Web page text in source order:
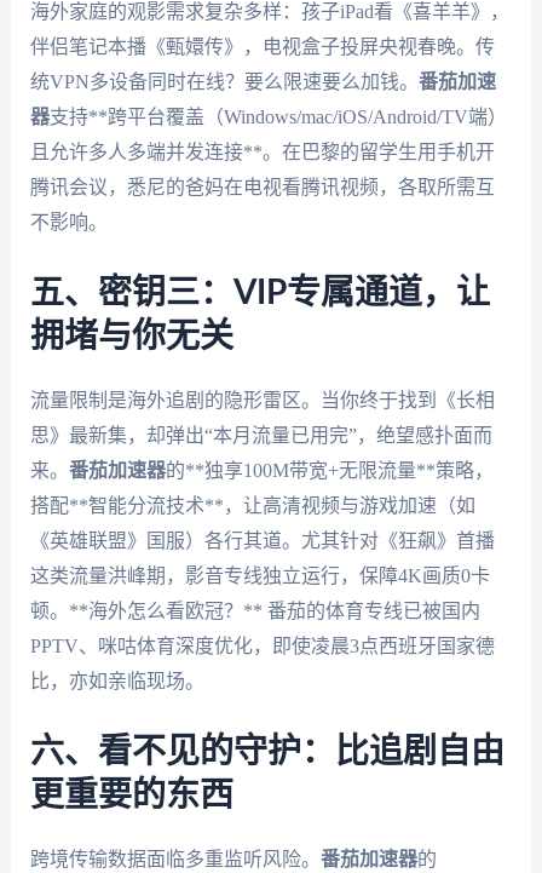
海外家庭的观影需求复杂多样：孩子iPad看《喜羊羊》，
伴侣笔记本播《甄嬛传》，电视盒子投屏央视春晚。传
统VPN多设备同时在线？要么限速要么加钱。 番茄加速
器支持**跨平台覆盖（Windows/mac/iOS/Android/TV端）
且允许多人多端并发连接**。在巴黎的留学生用手机开
腾讯会议，悉尼的爸妈在电视看腾讯视频，各取所需互
不影响。
五、密钥三：VIP专属通道，让
拥堵与你无关
流量限制是海外追剧的隐形雷区。当你终于找到《长相
思》最新集，却弹出“本月流量已用完”，绝望感扑面而
来。 番茄加速器的**独享100M带宽+无限流量**策略，
搭配**智能分流技术**，让高清视频与游戏加速（如
《英雄联盟》国服）各行其道。尤其针对《狂飙》首播
这类流量洪峰期，影音专线独立运行，保障4K画质0卡
顿。**海外怎么看欧冠？** 番茄的体育专线已被国内
PPTV、咪咕体育深度优化，即使凌晨3点西班牙国家德
比，亦如亲临现场。
六、看不见的守护：比追剧自由
更重要的东西
跨境传输数据面临多重监听风险。 番茄加速器的